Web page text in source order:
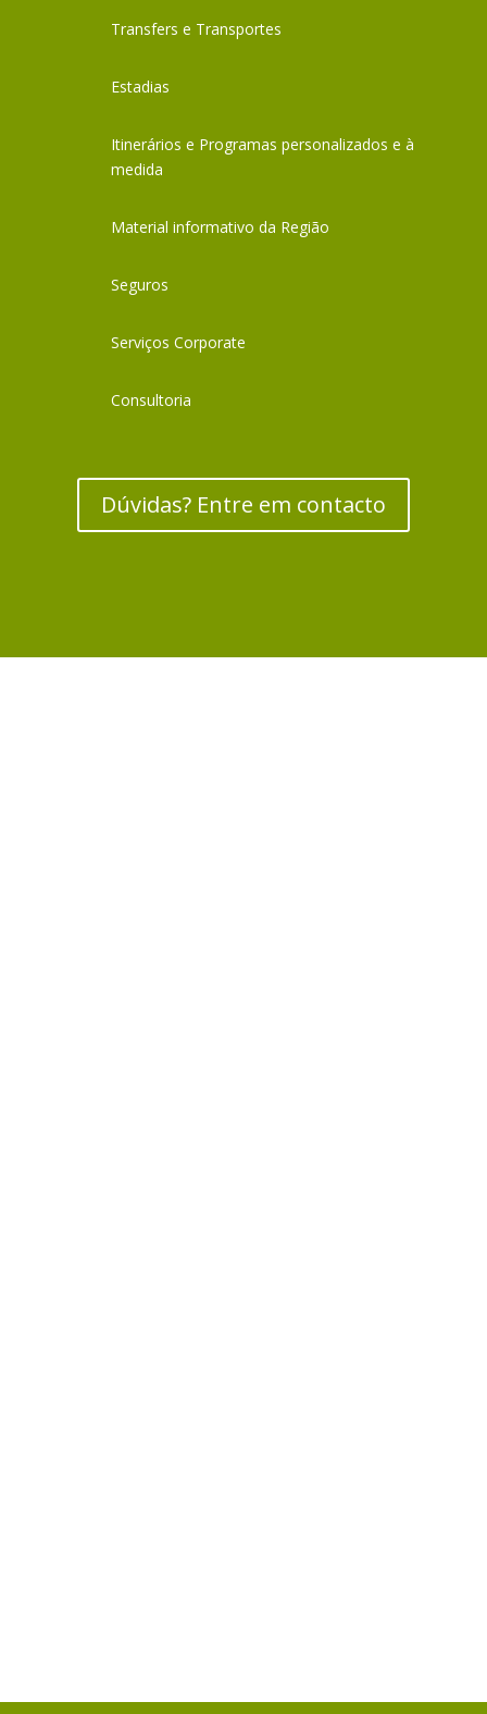
Transfers e Transportes
Estadias
Itinerários e Programas personalizados e à
medida
Material informativo da Região
Seguros
Serviços Corporate
Consultoria
Dúvidas? Entre em contacto